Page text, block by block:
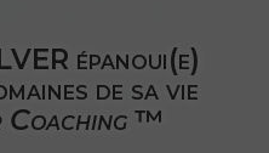
épanoui(e)
de sa vie
™️